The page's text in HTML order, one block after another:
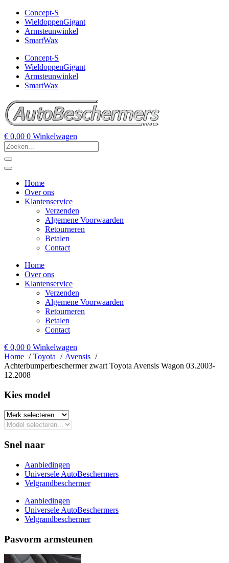
Concept-S
WieldoppenGigant
Armsteunwinkel
SmartWax
Concept-S
WieldoppenGigant
Armsteunwinkel
SmartWax
€ 0,00 0 Winkelwagen
Home
Over ons
Klantenservice
Verzenden
Algemene Voorwaarden
Retourneren
Betalen
Contact
Home
Over ons
Klantenservice
Verzenden
Algemene Voorwaarden
Retourneren
Betalen
Contact
€ 0,00 0 Winkelwagen
Home
Toyota
Avensis
Achterbumperbeschermer zwart Toyota Avensis Wagon 03.2003-
12.2008
Kies model​
Snel naar
Aanbiedingen
Universele AutoBeschermers
Velgrandbeschermer
Aanbiedingen
Universele AutoBeschermers
Velgrandbeschermer
Pasvorm armsteunen